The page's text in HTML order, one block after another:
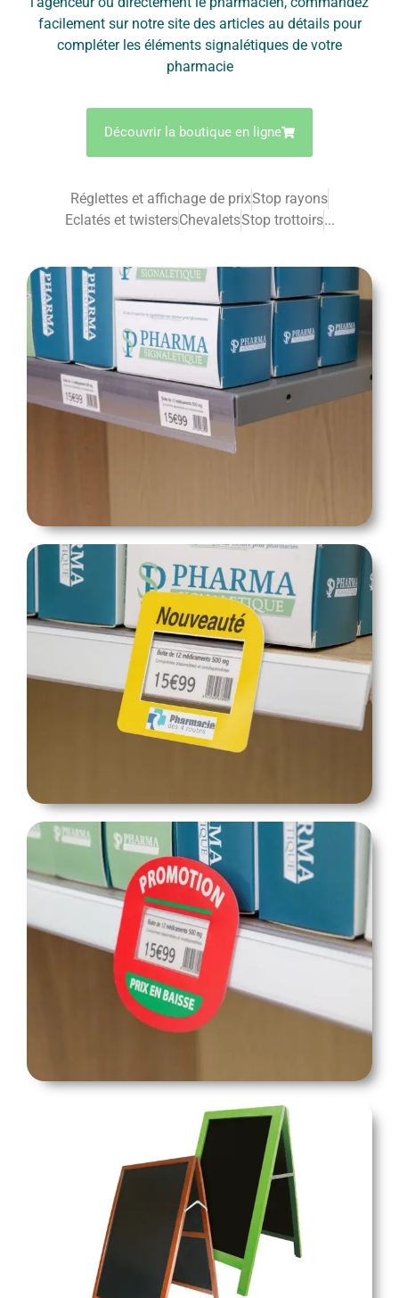
facilement sur notre site des articles au détails pour
compléter les éléments signalétiques de votre
pharmacie
Découvrir la boutique en ligne
Réglettes et affichage de prixStop rayons
Eclatés et twistersChevaletsStop trottoirs...